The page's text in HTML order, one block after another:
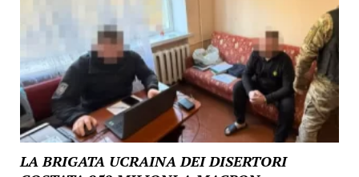
LA BRIGATA UCRAINA DEI DISERTORI